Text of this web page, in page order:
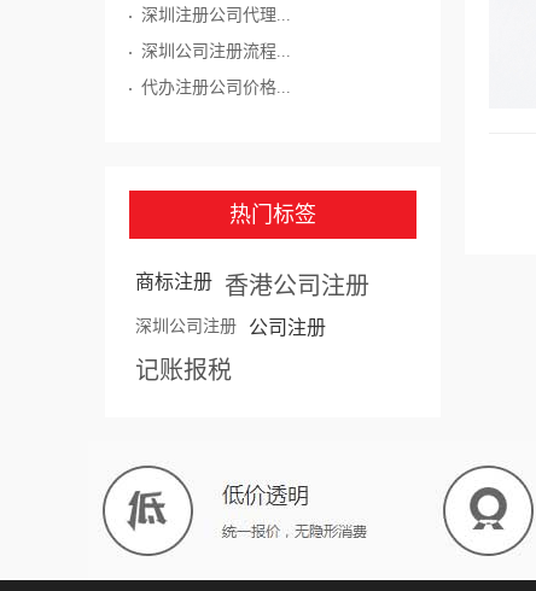
深圳注册公司代理...
深圳公司注册流程...
代办注册公司价格...
热门标签
商标注册 香港公司注册
深圳公司注册 公司注册
记账报税